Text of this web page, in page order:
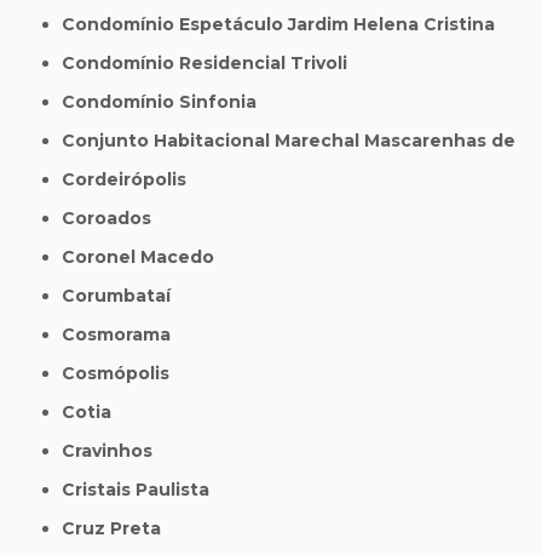
Condomínio Espetáculo Jardim Helena Cristina
Condomínio Residencial Trivoli
Condomínio Sinfonia
Conjunto Habitacional Marechal Mascarenhas de
Cordeirópolis
Coroados
Coronel Macedo
Corumbataí
Cosmorama
Cosmópolis
Cotia
Cravinhos
Cristais Paulista
Cruz Preta